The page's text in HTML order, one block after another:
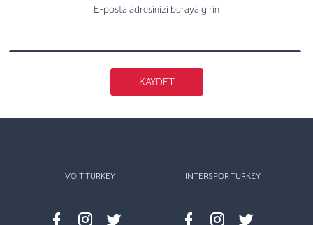
E-posta adresinizi buraya girin
KAYDET
VOIT TURKEY INTERSPOR TURKEY